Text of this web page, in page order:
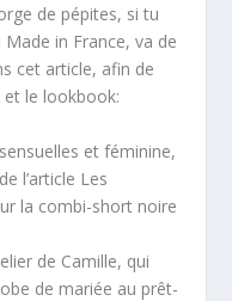
de pépites, si tu
in France, va de
cet article, afin de
le lookbook:
et féminine,
l’article Les
la combi-short noire
de Camille, qui
de mariée au prêt-